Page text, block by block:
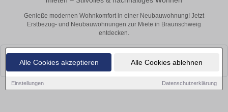
Alle Cookies akzeptieren Alle Cookies ablehnen
Einstellungen Datenschutzerklärung
Genieße modernen Wohnkomfort in einer Neubauwohnung! Jetzt
Erstbezug- und Neubauwohnungen zur Miete in Braunschweig
entdecken.
Leider konnten wir derzeit keine passenden Objekte finden. Schauen Sie
bald wieder vorbei!